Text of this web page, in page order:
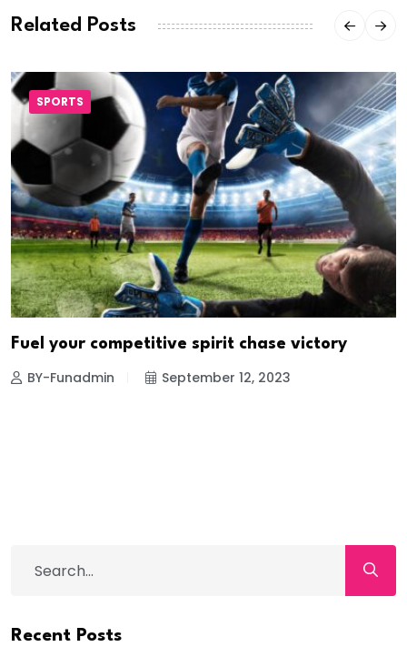
Related Posts
SPORTS
Fuel your competitive spirit chase victory
BY-Funadmin September 12, 2023
Recent Posts